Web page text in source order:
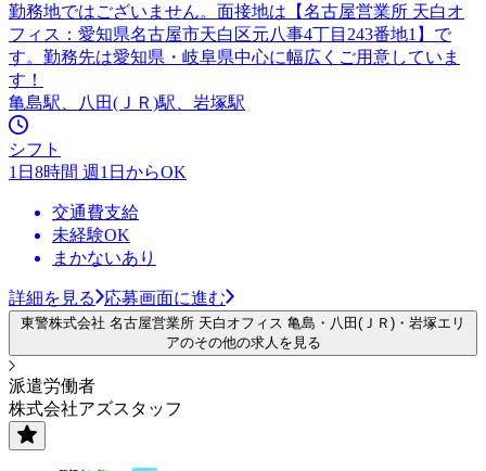
勤務地ではございません。面接地は【名古屋営業所 天白オ
フィス：愛知県名古屋市天白区元八事4丁目243番地1】で
す。勤務先は愛知県・岐阜県中心に幅広くご用意していま
す！
亀島駅、八田(ＪＲ)駅、岩塚駅
シフト
1日8時間 週1日からOK
交通費支給
未経験OK
まかないあり
詳細を見る 応募画面に進む
東警株式会社 名古屋営業所 天白オフィス 亀島・八田(ＪＲ)・岩塚エリ
アのその他の求人を見る
派遣労働者
株式会社アズスタッフ